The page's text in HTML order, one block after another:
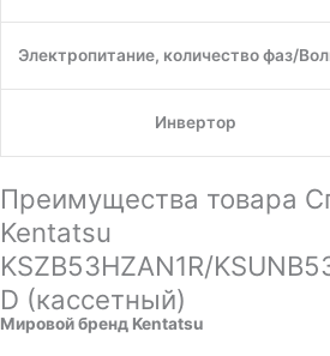
Электропитание, количество фаз/
Инвертор
Преимущества товара
Kentatsu
KSZB53HZAN1R/
D (кассетный)
Мировой бренд Kentatsu